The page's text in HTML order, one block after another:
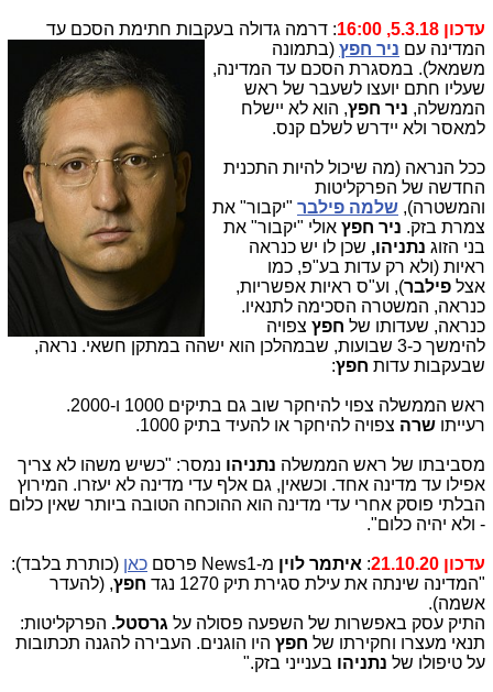
עדכון 5.3.18, 16:00 : דרמה גדולה בעקבות חתימת הסכם עד
המדינה עם ניר חפץ (בתמונה
משמאל). במסגרת הסכם עד המדינה,
שעליו חתם יועצו לשעבר של ראש
הממשלה, ניר חפץ, הוא לא יישלח
למאסר ולא יידרש לשלם קנס.
ככל הנראה (מה שיכול להיות התכנית
החדשה של הפרקליטות
והמשטרה), שלמה פילבר "יקבור" את
צמרת בזק. ניר חפץ אולי "יקבור" את
בני הזוג נתניהו, שכן לו יש כנראה
ראיות (ולא רק עדות בע"פ, כמו
אצל פילבר), וע"ס ראיות אפשריות,
כנראה, המשטרה הסכימה לתנאיו.
כנראה, שעדותו של חפץ צפויה
להימשך כ-3 שבועות, שבמהלכן הוא ישהה במתקן חשאי. נראה,
שבעקבות עדות חפץ:
ראש הממשלה צפוי להיחקר שוב גם בתיקים 1000 ו-2000.
רעייתו שרה צפויה להיחקר או להעיד בתיק 1000.
מסביבתו של ראש הממשלה נתניהו נמסר: "כשיש משהו לא צריך
אפילו עד מדינה אחד. וכשאין, גם אלף עדי מדינה לא יעזרו. המירוץ
הבלתי פוסק אחרי עדי מדינה הוא ההוכחה הטובה ביותר שאין כלום
- ולא יהיה כלום".
עדכון 21.10.20 : איתמר לוין מ-News1 פרסם כאן (כותרת בלבד):
"המדינה שינתה את עילת סגירת תיק 1270 נגד
חפץ, (להעדר
אשמה).
התיק עסק באפשרות של השפעה פסולה על גרסטל. הפרקליטות:
תנאי מעצרו וחקירתו של חפץ היו הוגנים. העבירה להגנה תכתובות
על טיפולו של נתניהו בענייני בזק."